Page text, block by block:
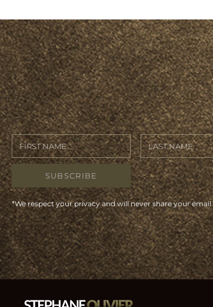
SUBSCRIBE
*We respect your privacy and will never share your